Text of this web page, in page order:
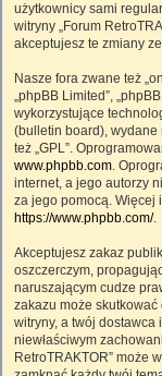
użytkownicy sami
witryny „Forum
akceptujesz te zmiany
Nasze fora zwane też
„phpBB Limited”,
wykorzystujące
(bulletin board), wydane
też „GPL”.
www.phpbb.com.
internet, a jego autorzy
za jego pomocą. Więcej
https://www.phpbb.com/.
Akceptujesz zakaz
oszczerczym,
naruszającym cudze
zakazu może
witryny, a twój
niewłaściwym
RetroTRAKTOR” może